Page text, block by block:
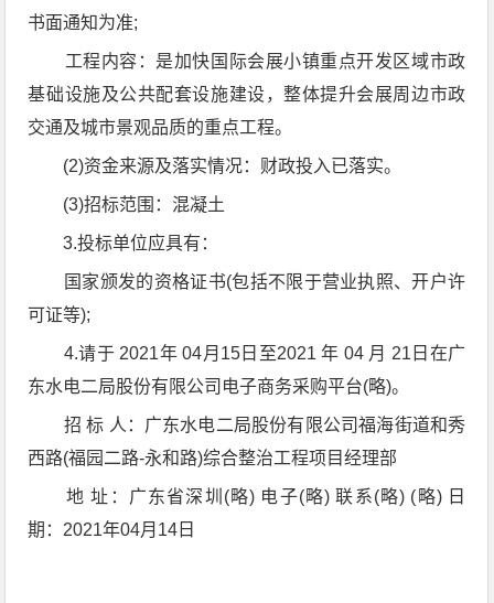
书面通知为准;
工程内容：是加快国际会展小镇重点开发区域市政
基础设施及公共配套设施建设，整体提升会展周边市政
交通及城市景观品质的重点工程。
(2)资金来源及落实情况：财政投入已落实。
(3)招标范围：混凝土
3.投标单位应具有：
国家颁发的资格证书(包括不限于营业执照、开户许
可证等);
4.请于 2021年 04月15日至2021 年 04 月 21日在广
东水电二局股份有限公司电子商务采购平台(略)。
招 标 人：广东水电二局股份有限公司福海街道和秀
西路(福园二路-永和路)综合整治工程项目经理部
地 址：广东省深圳(略) 电子(略) 联系(略) (略) 日
期：2021年04月14日